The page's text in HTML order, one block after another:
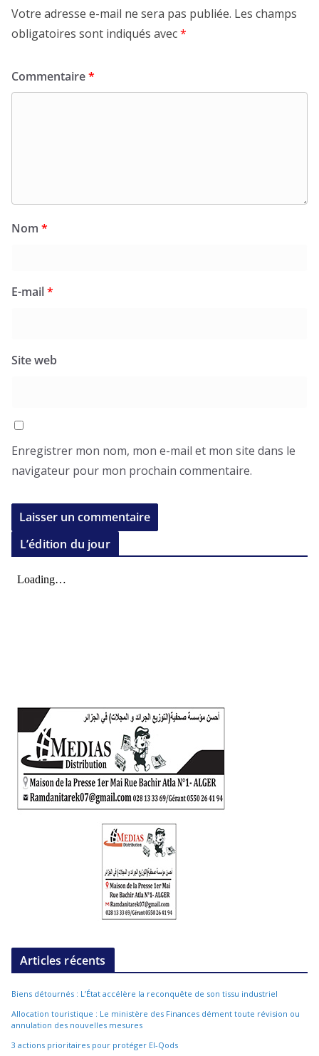
Votre adresse e-mail ne sera pas publiée. Les champs
obligatoires sont indiqués avec*
Commentaire*
Nom *
E-mail*
Site web
Enregistrer mon nom, mon e-mail et mon site dans le
navigateur pour mon prochain commentaire.
L’édition du jour
Articles récents
Biens détournés : L’État accélère la reconquête de son tissu industriel
Allocation touristique : Le ministère des Finances dément toute révision ou
annulation des nouvelles mesures
3 actions prioritaires pour protéger El-Qods